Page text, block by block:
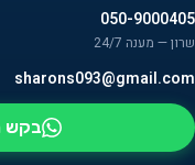
050-9000405
שרון — מענה 24/7
sharons093@gmail.com
בקש